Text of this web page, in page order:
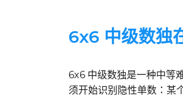
6x6 中级数独
6x6 中级数独是一种中等
须开始识别隐性单数：某